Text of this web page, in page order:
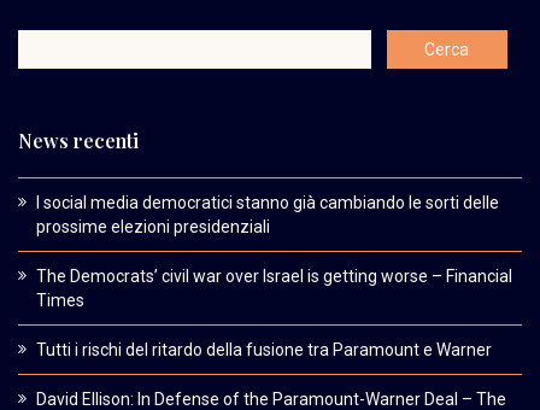
News recenti
I social media democratici stanno già cambiando le sorti delle
prossime elezioni presidenziali
The Democrats’ civil war over Israel is getting worse – Financial
Times
Tutti i rischi del ritardo della fusione tra Paramount e Warner
David Ellison: In Defense of the Paramount-Warner Deal – The